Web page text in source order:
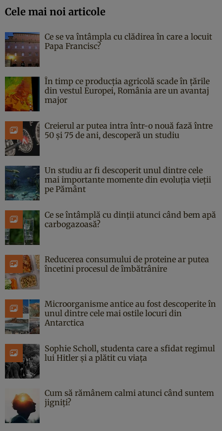
Cele mai noi articole
Ce se va întâmpla cu clădirea în care a locuit
Papa Francisc?
În timp ce producția agricolă scade în țările
din vestul Europei, România are un avantaj
major
Creierul ar putea intra într-o nouă fază între
50 și 75 de ani, descoperă un studiu
Un studiu ar fi descoperit unul dintre cele
mai importante momente din evoluția vieții
pe Pământ
Ce se întâmplă cu dinții atunci când bem apă
carbogazoasă?
Reducerea consumului de proteine ar putea
încetini procesul de îmbătrânire
Microorganisme antice au fost descoperite în
unul dintre cele mai ostile locuri din
Antarctica
Sophie Scholl, studenta care a sfidat regimul
lui Hitler și a plătit cu viața
Cum să rămânem calmi atunci când suntem
jigniți?